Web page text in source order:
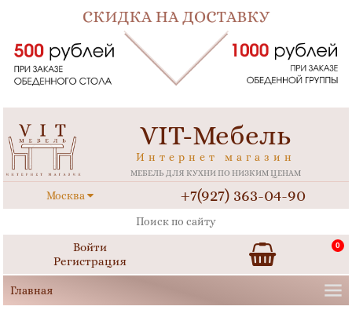
VIT-Мебель
Интернет магазин
МЕБЕЛЬ ДЛЯ КУХНИ ПО НИЗКИМ ЦЕНАМ
Москва +7(927) 363-04-90
Войти
Регистрация
0